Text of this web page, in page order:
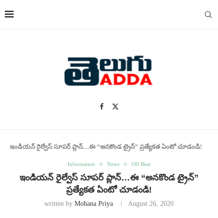
ఇండియన్ రైల్వేస్ సూపర్ ప్లాన్…ఈ “అనకొండ ట్రైన్” ప్రత్యేకత ఏంటో చూడండి!
Information News Off Beat
ఇండియన్ రైల్వేస్ సూపర్ ప్లాన్…ఈ “అనకొండ ట్రైన్”
ప్రత్యేకత ఏంటో చూడండి!
written by Mohana Priya August 26, 2020